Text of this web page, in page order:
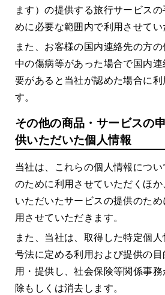
ます）の提供する旅行サービス
めに必要な範囲内で利用させてい
また、お客様の国内連絡先の方
中の傷病等があった場合で国内
要があると当社が認めた場合に利
す。
その他の商品・サービスの
供いただいた個人情報
当社は、これらの個人情報につ
のために利用させていただくほ
いただいたサービスの提供のため
用させていただきます。
また、当社は、取得した特定個
号法に定める利用および提供の目
用・提供し、社会保険等関係事務
除もしくは消去します。